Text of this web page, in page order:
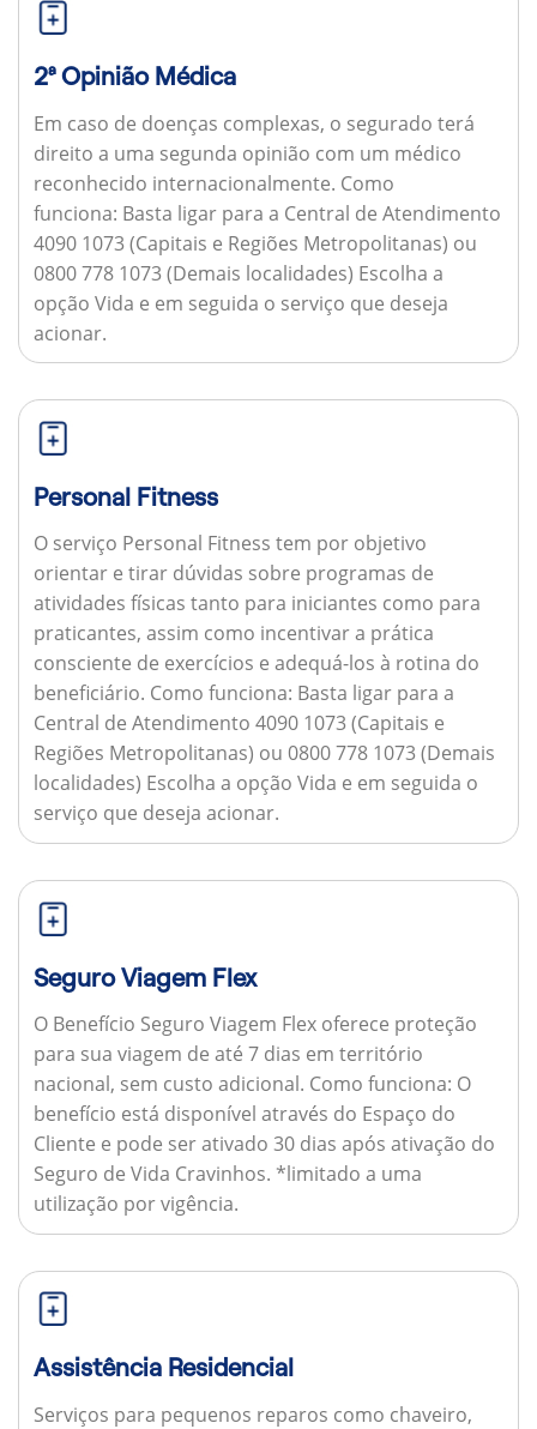
2ª Opinião Médica
Em caso de doenças complexas, o segurado terá
direito a uma segunda opinião com um médico
reconhecido internacionalmente. Como
funciona: Basta ligar para a Central de Atendimento
4090 1073 (Capitais e Regiões Metropolitanas) ou
0800 778 1073 (Demais localidades) Escolha a
opção Vida e em seguida o serviço que deseja
acionar.
Personal Fitness
O serviço Personal Fitness tem por objetivo
orientar e tirar dúvidas sobre programas de
atividades físicas tanto para iniciantes como para
praticantes, assim como incentivar a prática
consciente de exercícios e adequá-los à rotina do
beneficiário. Como funciona: Basta ligar para a
Central de Atendimento 4090 1073 (Capitais e
Regiões Metropolitanas) ou 0800 778 1073 (Demais
localidades) Escolha a opção Vida e em seguida o
serviço que deseja acionar.
Seguro Viagem Flex
O Benefício Seguro Viagem Flex oferece proteção
para sua viagem de até 7 dias em território
nacional, sem custo adicional. Como funciona: O
benefício está disponível através do Espaço do
Cliente e pode ser ativado 30 dias após ativação do
Seguro de Vida Cravinhos. *limitado a uma
utilização por vigência.
Assistência Residencial
Serviços para pequenos reparos como chaveiro,